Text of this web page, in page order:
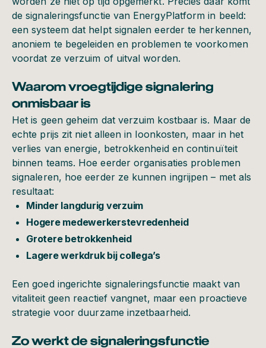
de signaleringsfunctie van EnergyPlatform in beeld:
een systeem dat helpt signalen eerder te herkennen,
anoniem te begeleiden en problemen te voorkomen
voordat ze verzuim of uitval worden.
Waarom vroegtijdige signalering
onmisbaar is
Het is geen geheim dat verzuim kostbaar is. Maar de
echte prijs zit niet alleen in loonkosten, maar in het
verlies van energie, betrokkenheid en continuïteit
binnen teams. Hoe eerder organisaties problemen
signaleren, hoe eerder ze kunnen ingrijpen – met als
resultaat:
Minder langdurig verzuim
Hogere medewerkerstevredenheid
Grotere betrokkenheid
Lagere werkdruk bij collega’s
Een goed ingerichte signaleringsfunctie maakt van
vitaliteit geen reactief vangnet, maar een proactieve
strategie voor duurzame inzetbaarheid.
Zo werkt de signaleringsfunctie